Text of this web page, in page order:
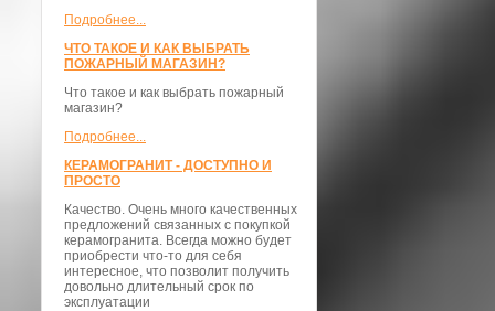
Подробнее...
ЧТО ТАКОЕ И КАК ВЫБРАТЬ
ПОЖАРНЫЙ МАГАЗИН?
Что такое и как выбрать пожарный
магазин?
Подробнее...
КЕРАМОГРАНИТ - ДОСТУПНО И
ПРОСТО
Качество. Очень много качественных
предложений связанных с покупкой
керамогранита. Всегда можно будет
приобрести что-то для себя
интересное, что позволит получить
довольно длительный срок по
эксплуатации